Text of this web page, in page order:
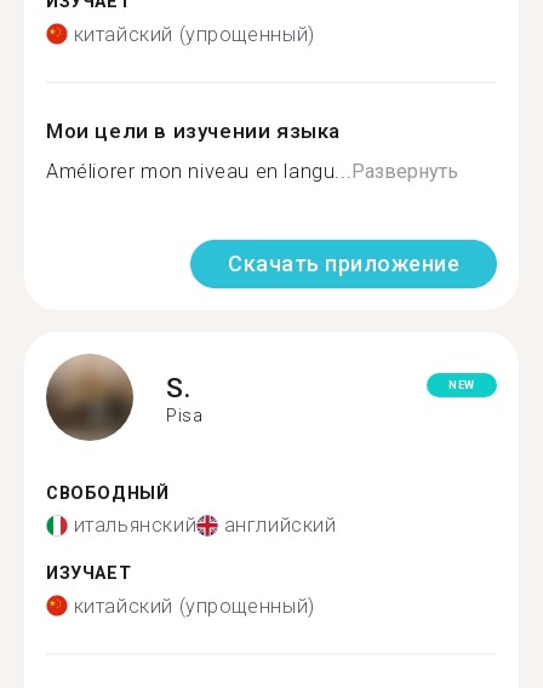
китайский (упрощенный)
Мои цели в изучении языка
Améliorer mon niveau en langu... Развернуть
Скачать приложение
S.
Pisa
NEW
СВОБОДНЫЙ
итальянский английский
ИЗУЧАЕТ
китайский (упрощенный)